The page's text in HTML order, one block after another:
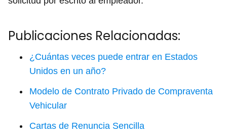
Publicaciones Relacionadas:
¿Cuántas veces puede entrar en Estados
Unidos en un año?
Modelo de Contrato Privado de Compraventa
Vehicular
Cartas de Renuncia Sencilla